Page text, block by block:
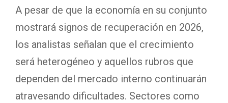
A pesar de que la economía en su conjunto
mostrará signos de recuperación en 2026,
los analistas señalan que el crecimiento
será heterogéneo y aquellos rubros que
dependen del mercado interno continuarán
atravesando dificultades. Sectores como